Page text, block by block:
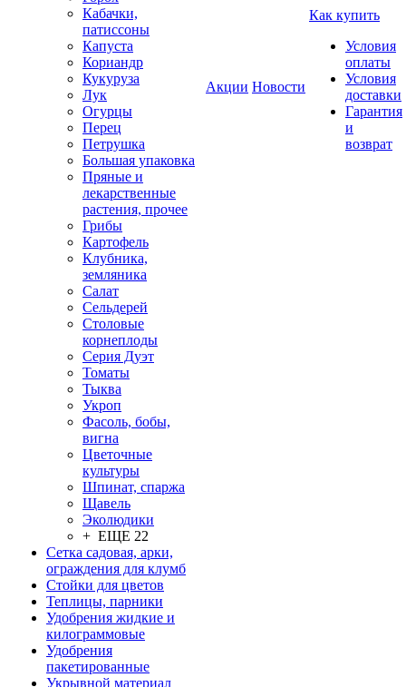
Кабачки,
патиссоны
Капуста
Кориандр
Кукуруза
Лук
Огурцы
Перец
Петрушка
Большая упаковка
Пряные и
лекарственные
растения, прочее
Грибы
Картофель
Клубника,
земляника
Салат
Сельдерей
Столовые
корнеплоды
Серия Дуэт
Томаты
Тыква
Укроп
Фасоль, бобы,
вигна
Цветочные
культуры
Шпинат, спаржа
Щавель
Эколюдики
+ ЕЩЕ 22
Сетка садовая, арки,
ограждения для клумб
Стойки для цветов
Теплицы, парники
Удобрения жидкие и
килограммовые
Удобрения
пакетированные
Укрывной материал
Акции Новости
Как купить
Условия
оплаты
Условия
доставки
Гарантия
и
возврат